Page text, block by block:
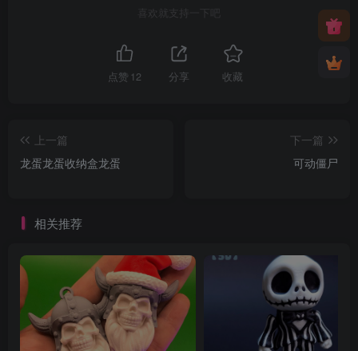
喜欢就支持一下吧
点赞 12 分享 收藏
上一篇
龙蛋龙蛋收纳盒龙蛋
下一篇
可动僵尸
相关推荐